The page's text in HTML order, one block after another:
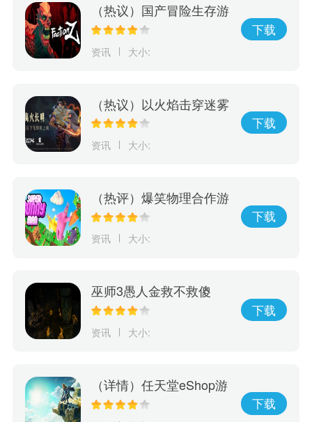
（热议）国产冒险生存游
戏《Faction Z》震撼来
资讯 大小:
下载
（热议）以火焰击穿迷雾
动作解谜游戏《离火长
资讯 大小:
下载
（热评）爆笑物理合作游
戏《超级兔子人》本月发
资讯 大小:
下载
巫师3愚人金救不救傻
子？看看游戏最后发生了
资讯 大小:
下载
（详情）任天堂eShop游
戏新销量榜：《王国之
下载